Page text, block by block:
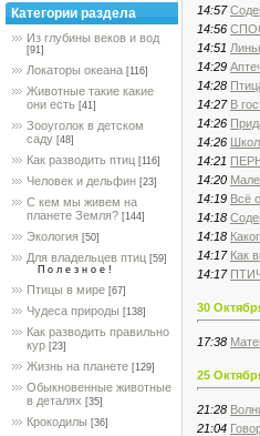
Категории раздела
Из глубины веков и вод
[91]
Локаторы океана [116]
Животные такие какие
они есть [41]
Зооуголок в детском
саду [48]
Как разводить птиц [116]
Человек и дельфин [23]
С кем мы живем на
планете Земля? [144]
Экология [50]
Для владельцев птиц [59]
П о л е з н о е !
Птицы в мире [67]
Чудеса природы [138]
Как разводить правильно
кур [23]
Жизнь на планете [129]
Обыкновенные животные
в деталях [35]
Крокодилы [36]
14:57
14:56
14:51
14:29
14:28
14:27 В
14:26
14:26
14:21
14:20
14:19 Всё
14:18
14:18
14:17 Как
14:17
30
17:38
25
21:28
21:04